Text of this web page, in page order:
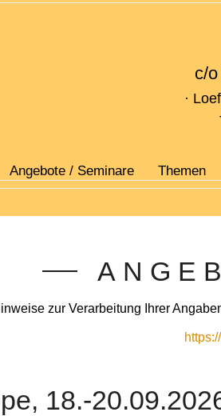
c/
·
Angebote / Seminare Themen
zur Verarbeitung Ihrer
18.-